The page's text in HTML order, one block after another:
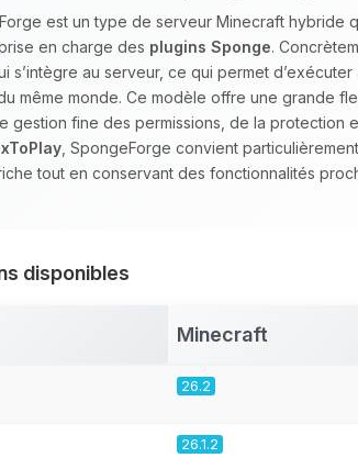
est un type de serveur Minecraft hybride
en charge des plugins Sponge.
s’intègre au serveur, ce qui permet
même monde. Ce modèle offre une grande
gestion fine des permissions, de la protection
, SpongeForge convient
tout en conservant des fonctionnalités
disponibles
Minecraft
26.2
26.1.2